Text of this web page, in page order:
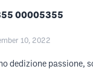
00005355
10, 2022
dedizione passione,